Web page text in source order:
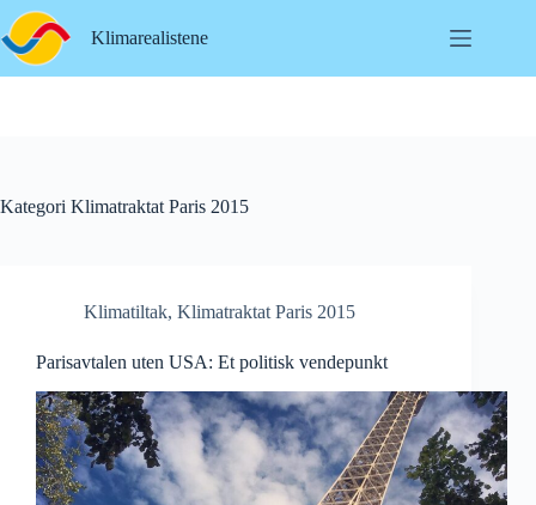
Hopp
til
innholdet
Klimarealistene
Kategori Klimatraktat Paris 2015
Klimatiltak, Klimatraktat Paris 2015
Parisavtalen uten USA: Et politisk vendepunkt